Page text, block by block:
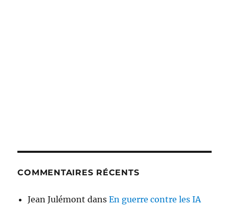
COMMENTAIRES RÉCENTS
Jean Julémont dansEn guerre contre les IA